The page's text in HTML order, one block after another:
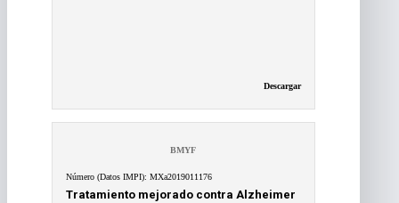
Descargar
BMYF
Número (Datos IMPI): MXa2019011176
Tratamiento mejorado contra Alzheimer